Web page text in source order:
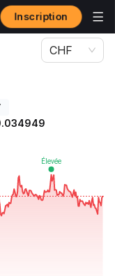
Inscription
CHF